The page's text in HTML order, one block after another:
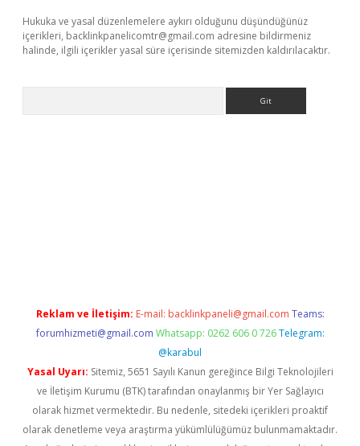
Hukuka ve yasal düzenlemelere aykırı olduğunu düşündüğünüz
içerikleri, backlinkpanelicomtr@gmail.com adresine bildirmeniz
halinde, ilgili içerikler yasal süre içerisinde sitemizden kaldırılacaktır.
Reklam ve İletişim: E-mail: backlinkpaneli@gmail.com Teams:
forumhizmeti@gmail.com Whatsapp: 0262 606 0 726 Telegram:
@karabul
Yasal Uyarı: Sitemiz, 5651 Sayılı Kanun gereğince Bilgi Teknolojileri
ve İletişim Kurumu (BTK) tarafından onaylanmış bir Yer Sağlayıcı
olarak hizmet vermektedir. Bu nedenle, sitedeki içerikleri proaktif
olarak denetleme veya araştırma yükümlülüğümüz bulunmamaktadır.